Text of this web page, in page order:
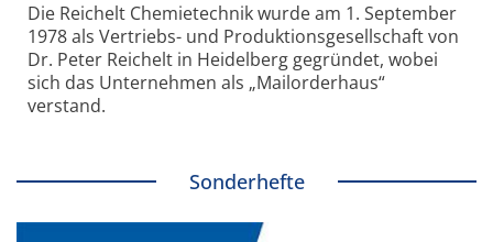
Die Reichelt Chemietechnik wurde am 1. September
1978 als Vertriebs- und Produktionsgesellschaft von
Dr. Peter Reichelt in Heidelberg gegründet, wobei
sich das Unternehmen als „Mailorderhaus“
verstand.
Sonderhefte